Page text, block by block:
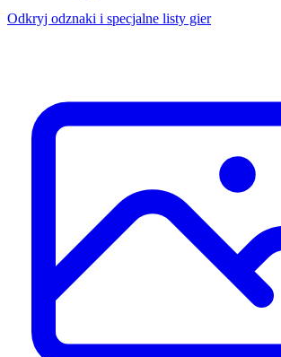
Odkryj odznaki i specjalne listy gier